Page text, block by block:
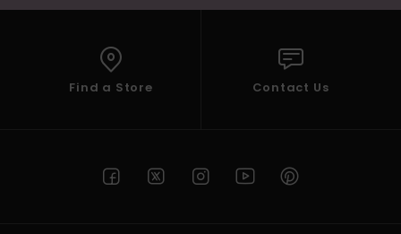
Find a Store Contact Us